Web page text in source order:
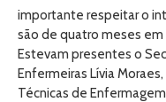
importante respeitar o
são de quatro meses em
Estevam presentes o
Enfermeiras Lívia
Técnicas de